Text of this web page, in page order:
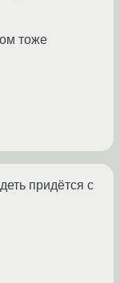
тоже
придётся с